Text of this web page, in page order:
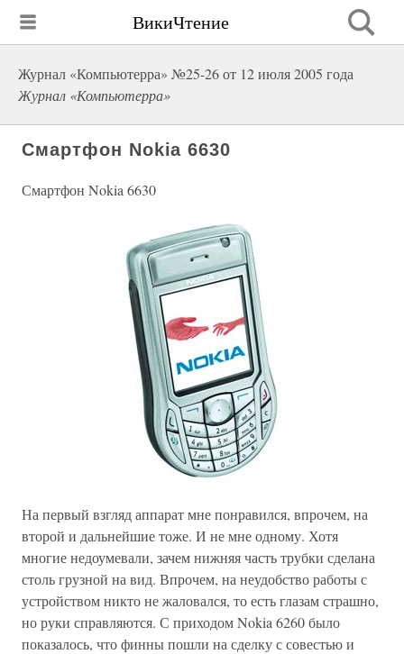
ВикиЧтение
Журнал «Компьютерра» №25-26 от 12 июля 2005 года
Журнал «Компьютерра»
Смартфон Nokia 6630
Смартфон Nokia 6630
На первый взгляд аппарат мне понравился, впрочем, на
второй и дальнейшие тоже. И не мне одному. Хотя
многие недоумевали, зачем нижняя часть трубки сделана
столь грузной на вид. Впрочем, на неудобство работы с
устройством никто не жаловался, то есть глазам страшно,
но руки справляются. С приходом Nokia 6260 было
показалось, что финны пошли на сделку с совестью и